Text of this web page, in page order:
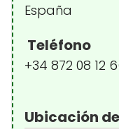
España
Teléfono
+34 872 08 12
Ubicación